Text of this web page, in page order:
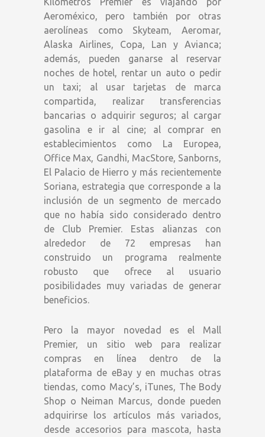
Aeroméxico, pero también por otras
aerolíneas como Skyteam, Aeromar,
Alaska Airlines, Copa, Lan y Avianca;
además, pueden ganarse al reservar
noches de hotel, rentar un auto o pedir
un taxi; al usar tarjetas de marca
compartida, realizar transferencias
bancarias o adquirir seguros; al cargar
gasolina e ir al cine; al comprar en
establecimientos como La Europea,
Office Max, Gandhi, MacStore, Sanborns,
El Palacio de Hierro y más recientemente
Soriana, estrategia que corresponde a la
inclusión de un segmento de mercado
que no había sido considerado dentro
de Club Premier. Estas alianzas con
alrededor de 72 empresas han
construido un programa realmente
robusto que ofrece al usuario
posibilidades muy variadas de generar
beneficios.
Pero la mayor novedad es el Mall
Premier, un sitio web para realizar
compras en línea dentro de la
plataforma de eBay y en muchas otras
tiendas, como Macy’s, iTunes, The Body
Shop o Neiman Marcus, donde pueden
adquirirse los artículos más variados,
desde accesorios para mascota, hasta